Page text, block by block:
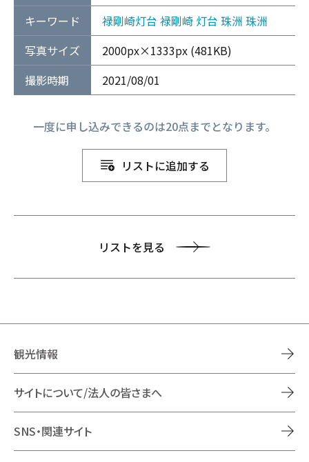
キーワード
禄剛崎灯台 禄剛崎 灯台 珠洲 珠洲
写真サイズ
2000px×1333px (481KB)
撮影時期
2021/08/01
一度に申し込みできるのは20点までとなります。
リストに追加する
リストを見る
観光情報
サイトについて/法人の皆さまへ
SNS・関連サイト